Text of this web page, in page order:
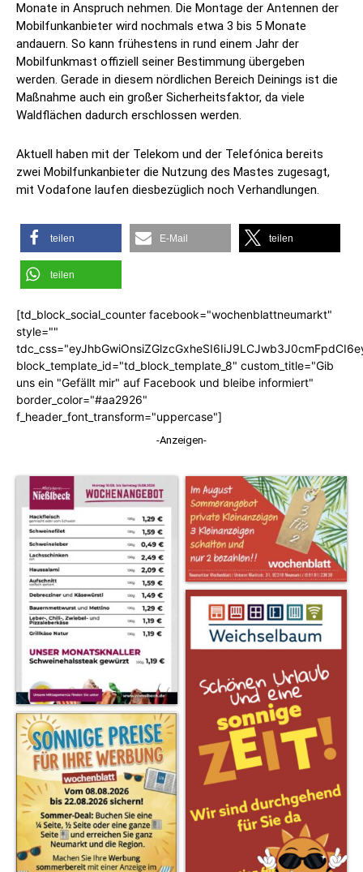
Monate in Anspruch nehmen. Die Montage der Antennen der
Mobilfunkanbieter wird nochmals etwa 3 bis 5 Monate
andauern. So kann frühestens in rund einem Jahr der
Mobilfunkmast offiziell seiner Bestimmung übergeben
werden. Gerade in diesem nördlichen Bereich Deinings ist die
Maßnahme auch ein großer Sicherheitsfaktor, da viele
Waldflächen dadurch erschlossen werden.
Aktuell haben mit der Telekom und der Telefónica bereits
zwei Mobilfunkanbieter die Nutzung des Mastes zugesagt,
mit Vodafone laufen diesbezüglich noch Verhandlungen.
teilen E-Mail teilen
teilen
[td_block_social_counter facebook="wochenblattneumarkt"
style=""
block_template_id="td_block_template_8" custom_title="Gib
uns ein "Gefällt mir" auf Facebook und bleibe informiert"
border_color="#aa2926"
f_header_font_transform="uppercase"]
-Anzeigen-